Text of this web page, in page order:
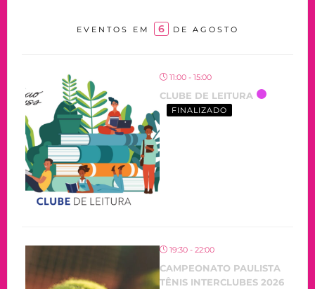
EVENTOS EM 6 DE AGOSTO
11:00 - 15:00
CLUBE DE LEITURA
FINALIZADO
19:30 - 22:00
CAMPEONATO PAULISTA
TÊNIS INTERCLUBES 2026